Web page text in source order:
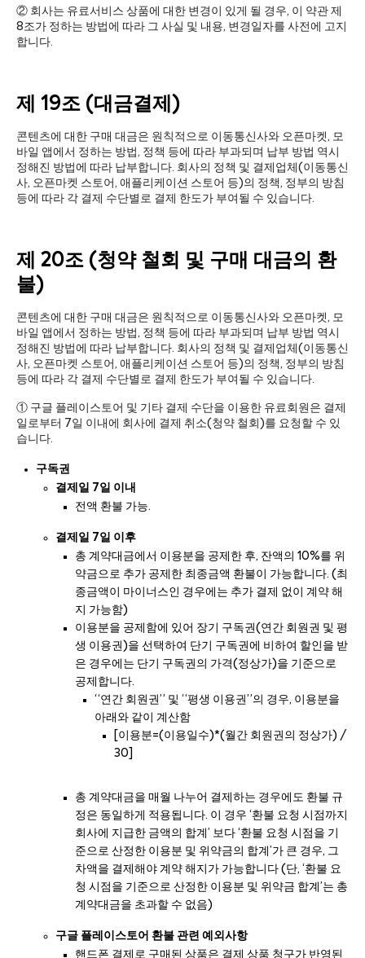
② 회사는 유료서비스 상품에 대한 변경이 있게 될 경우, 이 약관 제
8조가 정하는 방법에 따라 그 사실 및 내용, 변경일자를 사전에 고지
합니다.
제 19조 (대금결제)
콘텐츠에 대한 구매 대금은 원칙적으로 이동통신사와 오픈마켓, 모
바일 앱에서 정하는 방법, 정책 등에 따라 부과되며 납부 방법 역시
정해진 방법에 따라 납부합니다. 회사의 정책 및 결제업체(이동통신
사, 오픈마켓 스토어, 애플리케이션 스토어 등)의 정책, 정부의 방침
등에 따라 각 결제 수단별로 결제 한도가 부여될 수 있습니다.
제 20조 (청약 철회 및 구매 대금의 환
불)
콘텐츠에 대한 구매 대금은 원칙적으로 이동통신사와 오픈마켓, 모
바일 앱에서 정하는 방법, 정책 등에 따라 부과되며 납부 방법 역시
정해진 방법에 따라 납부합니다. 회사의 정책 및 결제업체(이동통신
사, 오픈마켓 스토어, 애플리케이션 스토어 등)의 정책, 정부의 방침
등에 따라 각 결제 수단별로 결제 한도가 부여될 수 있습니다.
① 구글 플레이스토어 및 기타 결제 수단을 이용한 유료회원은 결제
일로부터 7일 이내에 회사에 결제 취소(청약 철회)를 요청할 수 있
습니다.
구독권
결제일 7일 이내
전액 환불 가능.
결제일 7일 이후
총 계약대금에서 이용분을 공제한 후, 잔액의 10%를 위
약금으로 추가 공제한 최종금액 환불이 가능합니다. (최
종금액이 마이너스인 경우에는 추가 결제 없이 계약 해
지 가능함)
이용분을 공제함에 있어 장기 구독권(연간 회원권 및 평
생 이용권)을 선택하여 단기 구독권에 비하여 할인을 받
은 경우에는 단기 구독권의 가격(정상가)을 기준으로
공제합니다.
“연간 회원권” 및 “평생 이용권”의 경우, 이용분을
아래와 같이 계산함
[이용분=(이용일수)*(월간 회원권의 정상가) /
30]
총 계약대금을 매월 나누어 결제하는 경우에도 환불 규
정은 동일하게 적용됩니다. 이 경우 ‘환불 요청 시점까지
회사에 지급한 금액의 합계’ 보다 ‘환불 요청 시점을 기
준으로 산정한 이용분 및 위약금의 합계’가 큰 경우, 그
차액을 결제해야 계약 해지가 가능합니다 (단, ‘환불 요
청 시점을 기준으로 산정한 이용분 및 위약금 합계’는 총
계약대금을 초과할 수 없음)
구글 플레이스토어 환불 관련 예외사항
핸드폰 결제로 구매된 상품은 결제 상품 청구가 반영된